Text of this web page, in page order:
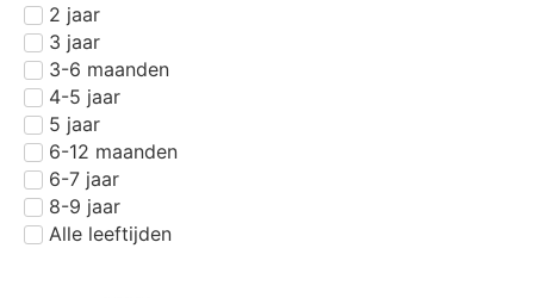
2 jaar
3 jaar
3-6 maanden
4-5 jaar
5 jaar
6-12 maanden
6-7 jaar
8-9 jaar
Alle leeftijden